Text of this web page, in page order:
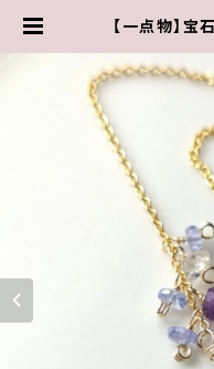
【一点物】
アス | ゆきん
セ